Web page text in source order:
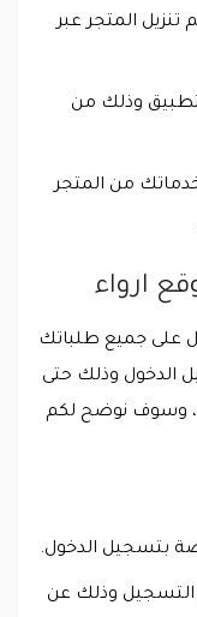
تنزيل المتجر عبر
وذلك من
على جميع خدماتك من المتجر
ارواء
على جميع طلباتك
الدخول وذلك حتى
وسوف نوضح لكم
بتسجيل الدخول.
وذلك عن